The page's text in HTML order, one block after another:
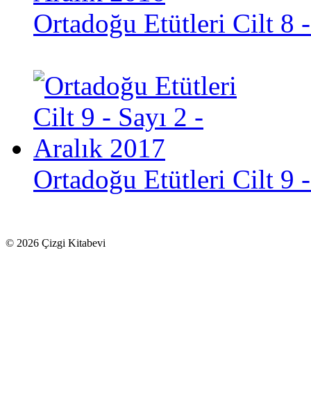
Ortadoğu Etütleri Cilt 8
Ortadoğu Etütleri Cilt 9
© 2026 Çizgi Kitabevi